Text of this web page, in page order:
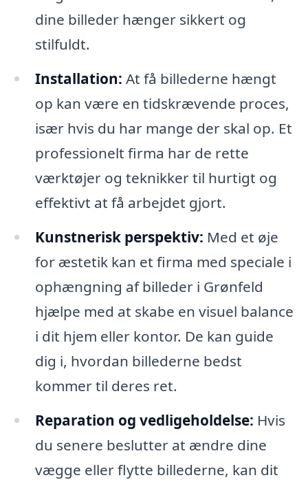
dine billeder hænger sikkert og
stilfuldt.
Installation: At få billederne hængt
op kan være en tidskrævende proces,
især hvis du har mange der skal op. Et
professionelt firma har de rette
værktøjer og teknikker til hurtigt og
effektivt at få arbejdet gjort.
Kunstnerisk perspektiv: Med et øje
for æstetik kan et firma med speciale i
ophængning af billeder i Grønfeld
hjælpe med at skabe en visuel balance
i dit hjem eller kontor. De kan guide
dig i, hvordan billederne bedst
kommer til deres ret.
Reparation og vedligeholdelse: Hvis
du senere beslutter at ændre dine
vægge eller flytte billederne, kan dit